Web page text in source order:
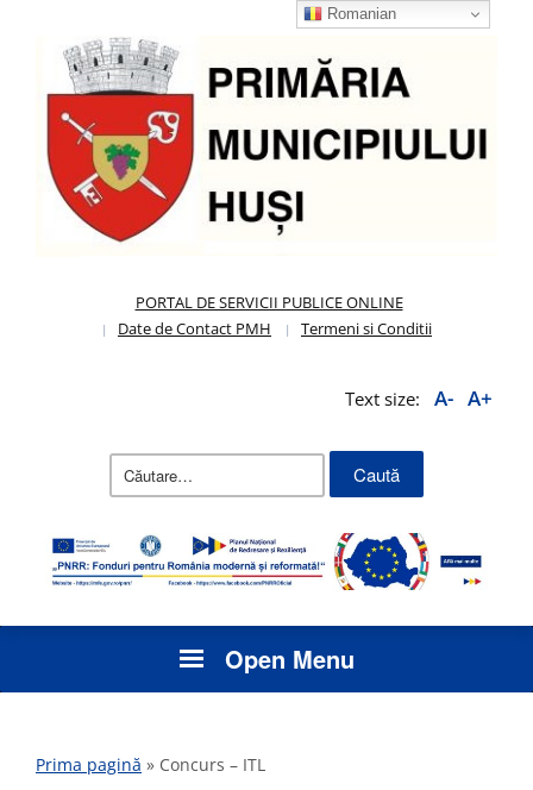
PORTAL DE SERVICII PUBLICE ONLINE
Date de Contact PMH
Termeni si Conditii
Text size: A- A+
Caută
Open Menu
Prima pagină » Concurs – ITL
Romanian